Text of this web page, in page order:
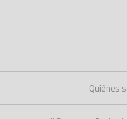
Quiénes